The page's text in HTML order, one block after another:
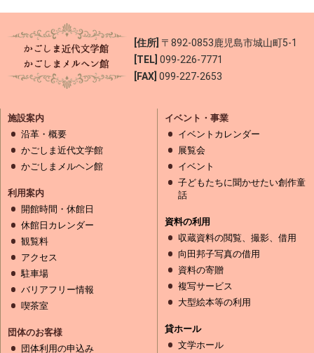
[住所] 〒892-0853鹿児島市城山町5-1
[TEL] 099-226-7771
[FAX] 099-227-2653
施設案内
沿革・概要
かごしま近代文学館
かごしまメルヘン館
利用案内
開館時間・休館日
休館日カレンダー
観覧料
アクセス
駐車場
バリアフリー情報
喫茶室
団体のお客様
団体利用の申込み
イベント・事業
イベントカレンダー
展覧会
イベント
子どもたちに聞かせたい創作童
話
資料の利用
収蔵資料の閲覧、撮影、借用
向田邦子写真の借用
資料の寄贈
複写サービス
大型絵本等の利用
貸ホール
文学ホール